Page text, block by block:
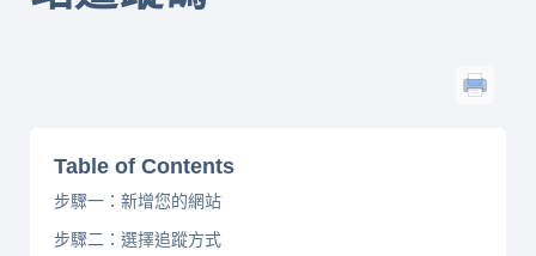
Table of Contents
步驟一：新增您的網站
步驟二：選擇追蹤方式